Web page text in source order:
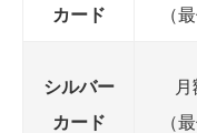
カード
（
シルバー
カード
（